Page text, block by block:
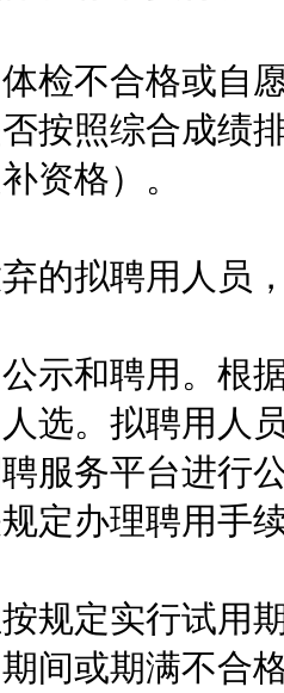
不合格或自愿
按照综合成绩
资格）。
拟聘用人员，
和聘用。根据
选。拟聘用人
服务平台进行
定办理聘用手
定实行试用期
间或期满不合